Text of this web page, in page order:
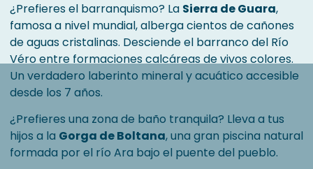
¿Prefieres el barranquismo? La Sierra de Guara,
famosa a nivel mundial, alberga cientos de cañones
de aguas cristalinas. Desciende el barranco del Río
Véro entre formaciones calcáreas de vivos colores.
Un verdadero laberinto mineral y acuático accesible
desde los 7 años.
¿Prefieres una zona de baño tranquila? Lleva a tus
hijos a la Gorga de Boltana, una gran piscina natural
formada por el río Ara bajo el puente del pueblo.